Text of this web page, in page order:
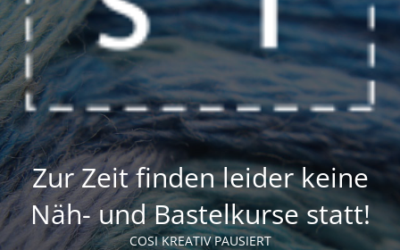
Zur Zeit finden leider keine
Näh- und Bastelkurse statt!
COSI KREATIV PAUSIERT